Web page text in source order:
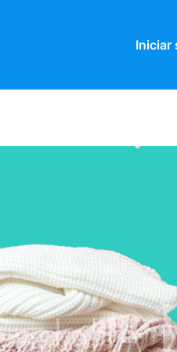
Iniciar